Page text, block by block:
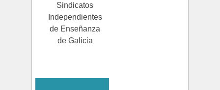
Sindicatos
Independientes
de Enseñanza
de Galicia